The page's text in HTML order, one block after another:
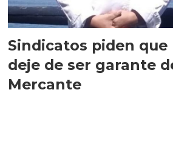
Sindicatos piden
deje de ser garante
Mercante